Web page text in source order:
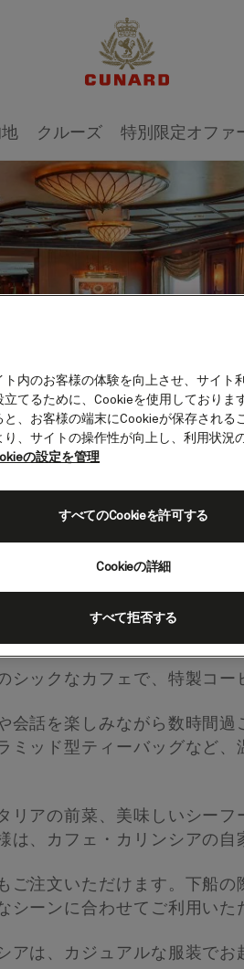
クルーズ 特別限定オファ
ックなカフェで、特製コー
会話を楽しみながら数時間
ミッド型ティーバッグなど
リアの前菜、美味しいシー
、カフェ・カリンシアの自
ご注文いただけます。下船
シーンに合わせてご利用いた
アは、カジュアルな服装でお
ト内のお客様の体験を向上させ、サイト
てるために、Cookieを使用しておりま
、お客様の端末にCookieが保存される
、サイトの操作性が向上し、利用状況
の設定を管理
Cookieの詳細
すべて拒否する
すべてのCookieを許可する